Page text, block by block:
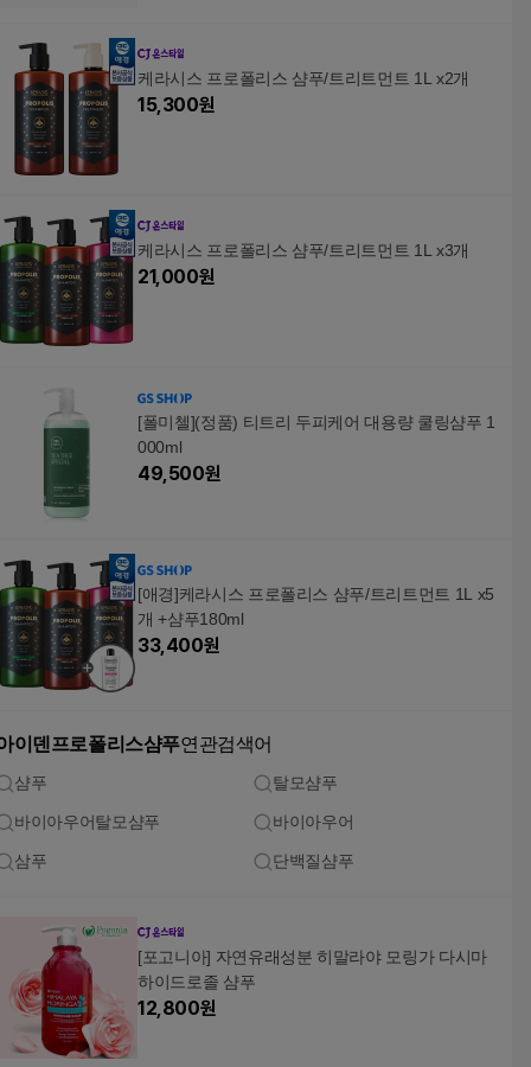
케라시스 프로폴리스 샴푸/트리트먼트 1L x2개
15,300원
케라시스 프로폴리스 샴푸/트리트먼트 1L x3개
21,000원
[폴미첼](정품) 티트리 두피케어 대용량 쿨링샴푸 1
000ml
49,500원
[애경]케라시스 프로폴리스 샴푸/트리트먼트 1L x5
개 +샴푸180ml
33,400원
이덴프로폴리스샴푸연관검색어
샴푸 탈모샴푸
바이아우어탈모샴푸 바이아우어
삼푸 단백질샴푸
[포고니아] 자연유래성분 히말라야 모링가 다시마
하이드로졸 샴푸
12,800원